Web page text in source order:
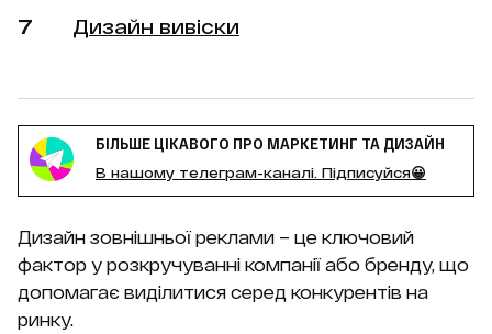
Дизайн вивіски
БІЛЬШЕ ЦІКАВОГО ПРО МАРКЕТИНГ ТА ДИЗАЙН
В нашому телеграм-каналі. Підписуйся😀
Дизайн зовнішньої реклами – це ключовий
фактор у розкручуванні компанії або бренду, що
допомагає виділитися серед конкурентів на
ринку.